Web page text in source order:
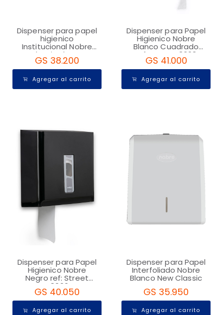
Dispenser para papel
higienico
Institucional Nobre
Classic Blanco
GS 38.200
Agregar al carrito
Dispenser para Papel
Higienico Nobre
Blanco Cuadrado
ref:Street 48398
GS 41.000
Agregar al carrito
Dispenser para Papel
Higienico Nobre
Negro ref: Street
48399
GS 40.050
Agregar al carrito
Dispenser para Papel
Interfoliado Nobre
Blanco New Classic
GS 35.950
Agregar al carrito